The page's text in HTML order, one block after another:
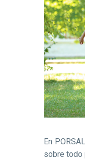
En
sobre todo